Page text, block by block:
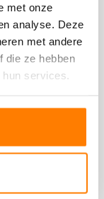
met onze
analyse. Deze
met andere
die ze hebben
services.